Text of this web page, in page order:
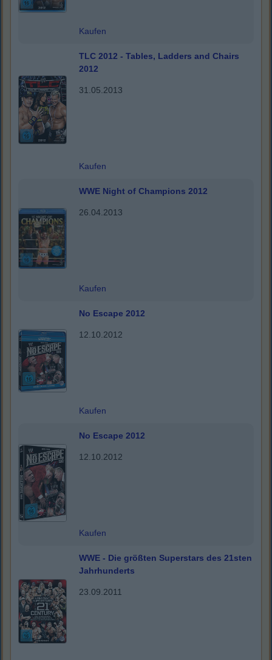
Kaufen
TLC 2012 - Tables, Ladders and Chairs
2012
31.05.2013
Kaufen
WWE Night of Champions 2012
26.04.2013
Kaufen
No Escape 2012
12.10.2012
Kaufen
No Escape 2012
12.10.2012
Kaufen
WWE - Die größten Superstars des 21sten
Jahrhunderts
23.09.2011